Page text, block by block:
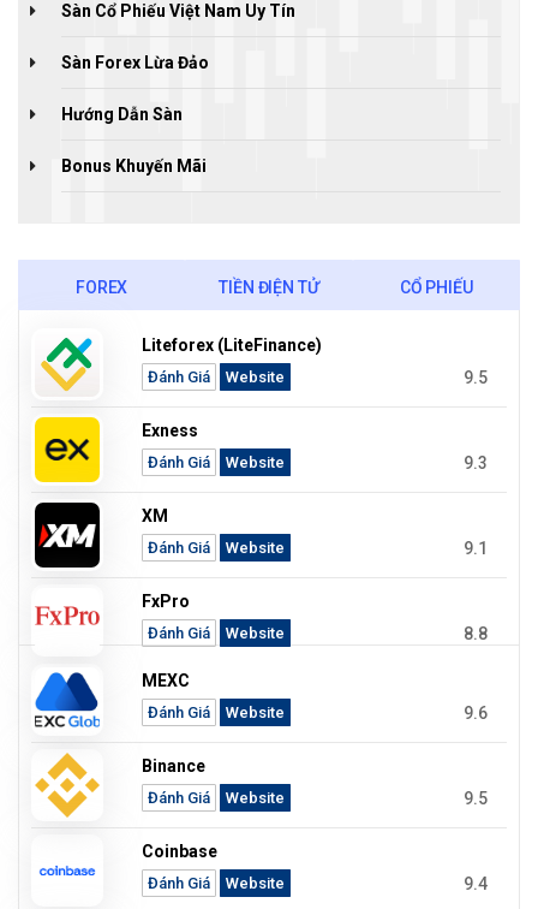
Sàn Cổ Phiếu Việt Nam Uy Tín
Sàn Forex Lừa Đảo
Hướng Dẫn Sàn
Bonus Khuyến Mãi
FOREX TIỀN ĐIỆN TỬ CỔ PHIẾU
Liteforex (LiteFinance)
Đánh Giá Website 9.5
Exness
Đánh Giá Website 9.3
XM
Đánh Giá Website 9.1
FxPro
Đánh Giá Website 8.8
MEXC
Đánh Giá Website 9.6
Binance
Đánh Giá Website 9.5
Coinbase
Đánh Giá Website 9.4